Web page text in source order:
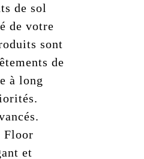
de sol
de votre
sont
de
à long
Floor
et